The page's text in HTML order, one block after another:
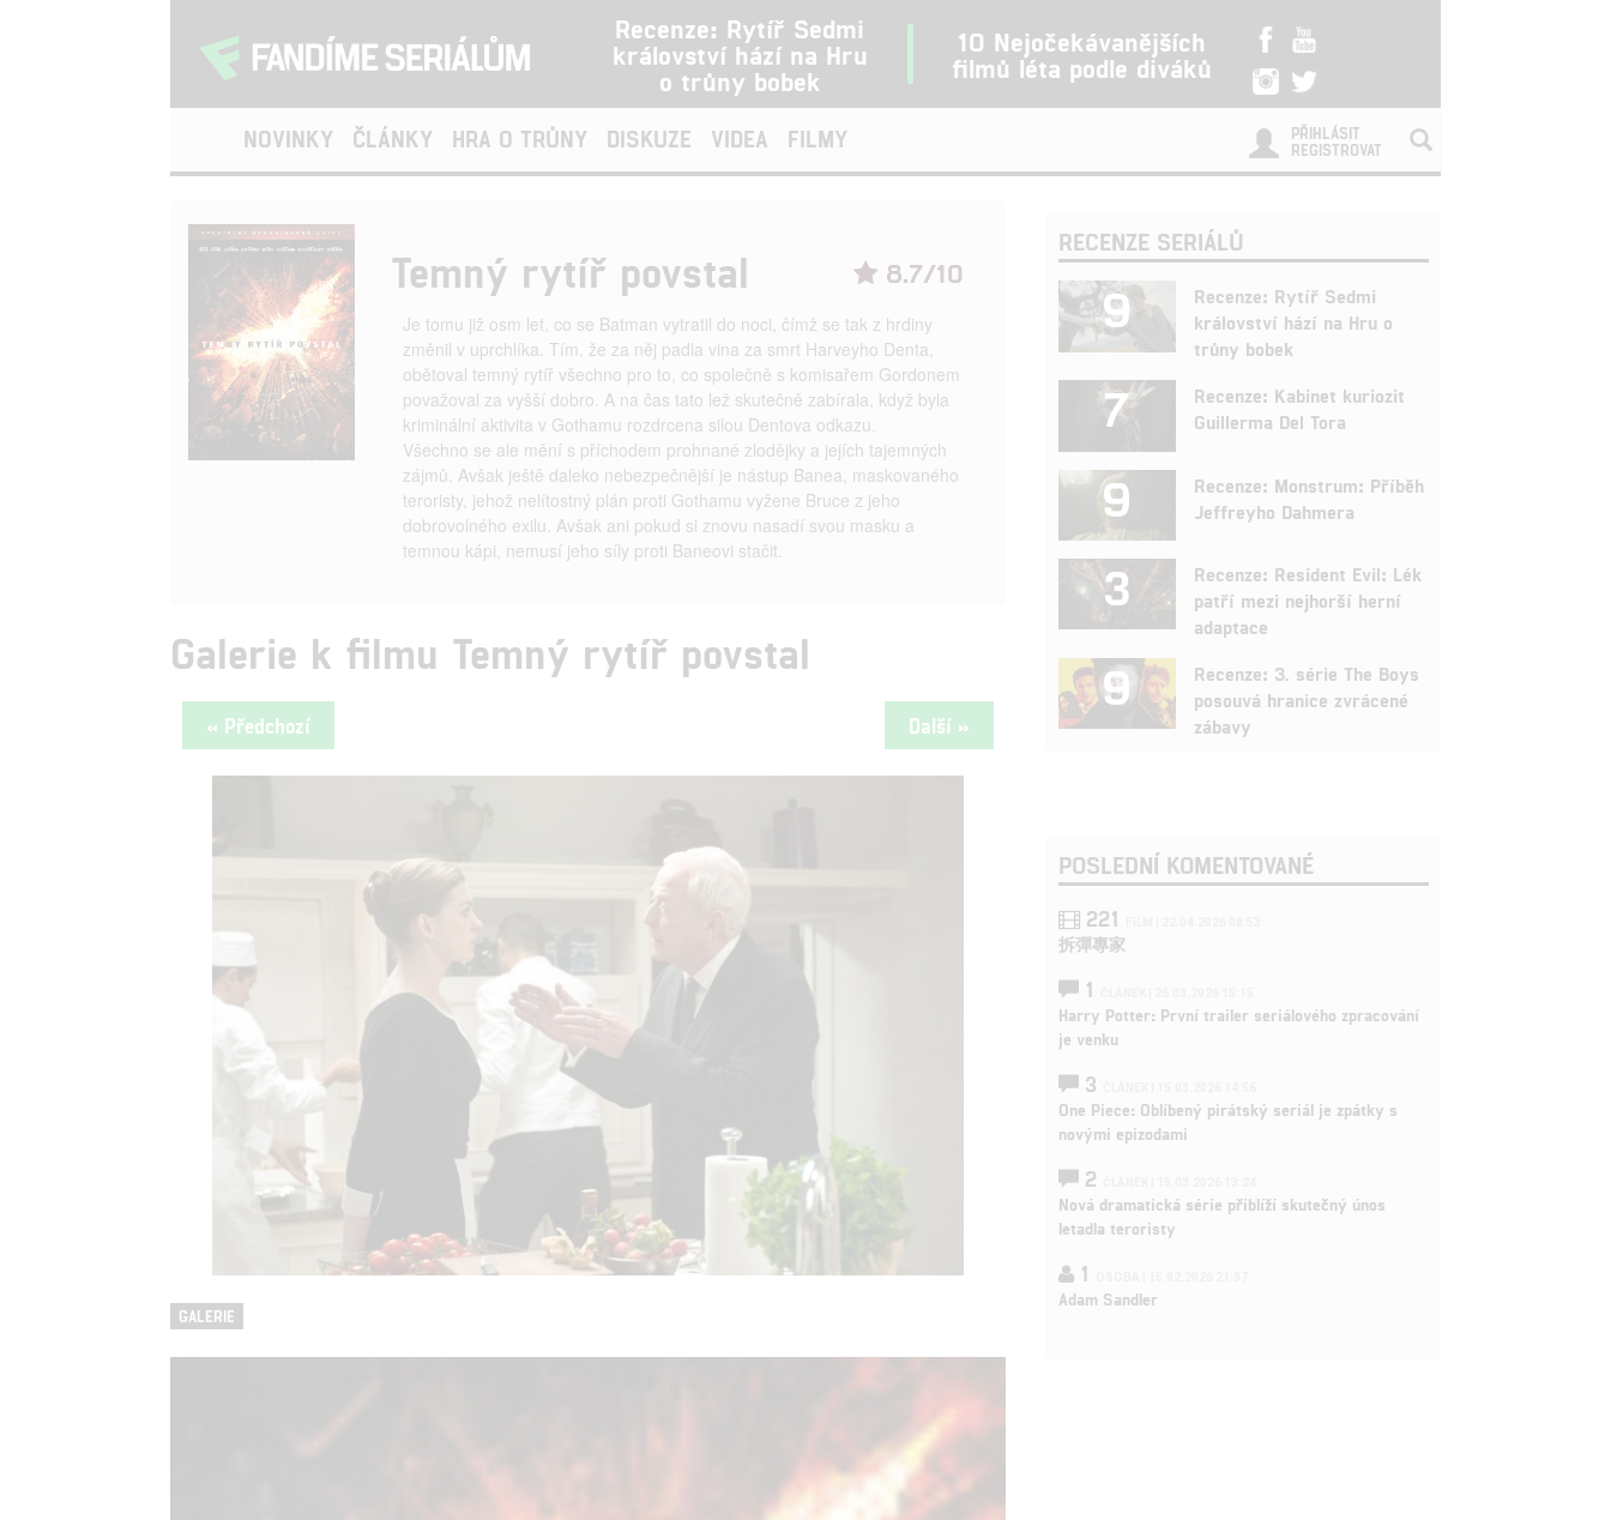
Recenze: Rytíř Sedmi
království hází na Hru
o trůny bobek
10 Nejočekávanějších
filmů léta podle diváků
NOVINKY ČLÁNKY HRA O TRŮNY DISKUZE VIDEA FILMY
PŘIHLÁSIT
REGISTROVAT
8.7/10
Temný rytíř povstal
Je tomu již osm let, co se Batman vytratil do noci, čímž se tak z hrdiny
změnil v uprchlíka. Tím, že za něj padla vina za smrt Harveyho Denta,
obětoval temný rytíř všechno pro to, co společně s komisařem Gordonem
považoval za vyšší dobro. A na čas tato lež skutečně zabírala, když byla
kriminální aktivita v Gothamu rozdrcena silou Dentova odkazu.
Všechno se ale mění s příchodem prohnané zlodějky a jejích tajemných
zájmů. Avšak ještě daleko nebezpečnější je nástup Banea, maskovaného
teroristy, jehož nelítostný plán proti Gothamu vyžene Bruce z jeho
dobrovolného exilu. Avšak ani pokud si znovu nasadí svou masku a
temnou kápi, nemusí jeho síly proti Baneovi stačit.
Galerie k filmu Temný rytíř povstal
« Předchozí Další »
GALERIE
RECENZE SERIÁLŮ
9
Recenze: Rytíř Sedmi
království hází na Hru o
trůny bobek
7
Recenze: Kabinet kuriozit
Guillerma Del Tora
9
Recenze: Monstrum: Příběh
Jeffreyho Dahmera
3
Recenze: Resident Evil: Lék
patří mezi nejhorší herní
adaptace
9
Recenze: 3. série The Boys
posouvá hranice zvrácené
zábavy
POSLEDNÍ KOMENTOVANÉ
221
拆彈專家
1
Harry Potter: První trailer seriálového zpracování
je venku
3
One Piece: Oblíbený pirátský seriál je zpátky s
novými epizodami
2
Nová dramatická série přiblíží skutečný únos
letadla teroristy
1
Adam Sandler